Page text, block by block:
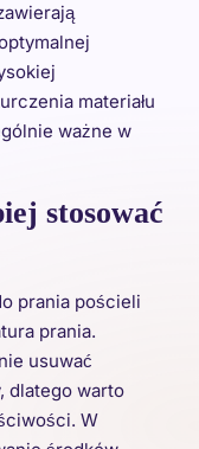
materiału
ważne w
stosować
prania pościeli
prania.
usuwać
dlatego warto
W